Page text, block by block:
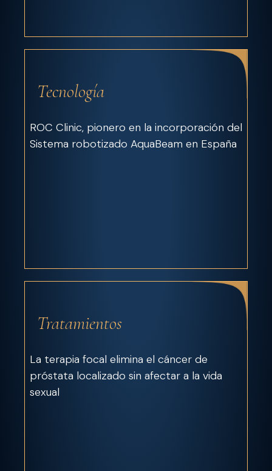
Tecnología
ROC Clinic, pionero en la incorporación del
Sistema robotizado AquaBeam en España
Tratamientos
La terapia focal elimina el cáncer de
próstata localizado sin afectar a la vida
sexual